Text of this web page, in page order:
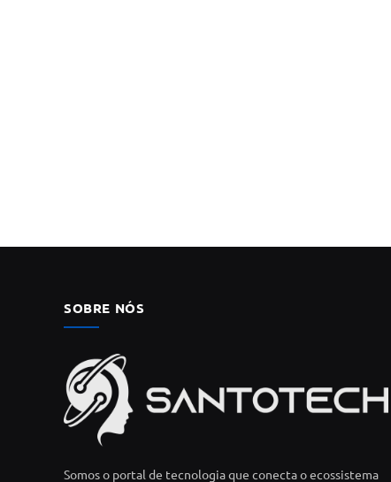
SOBRE NÓS
Somos o portal de tecnologia que conecta o ecossistema